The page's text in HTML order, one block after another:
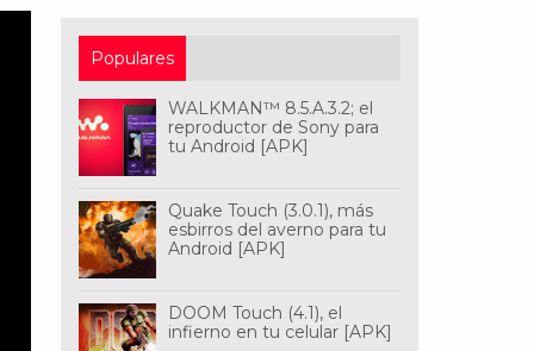
Populares
WALKMAN™ 8.5.A.3.2; el
reproductor de Sony para
tu Android [APK]
Quake Touch (3.0.1), más
esbirros del averno para tu
Android [APK]
DOOM Touch (4.1), el
infierno en tu celular [APK]